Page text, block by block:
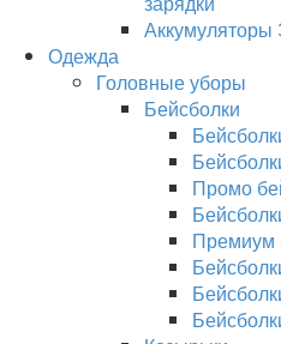
Аккумуляторы
Одежда
Головные уборы
Бейсболки
Промо
Премиум